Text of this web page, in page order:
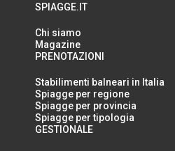
SPIAGGE.IT
Chi siamo
Magazine
PRENOTAZIONI
Stabilimenti balneari in Italia
Spiagge per regione
Spiagge per provincia
Spiagge per tipologia
GESTIONALE